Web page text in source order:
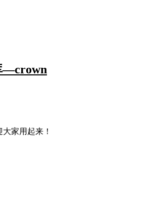
—crown
家用起来！